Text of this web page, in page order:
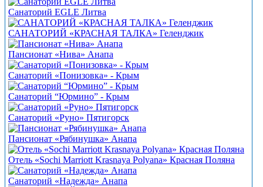
Санаторий EGLE Литва
САНАТОРИЙ «КРАСНАЯ ТАЛКА» Геленджик
Пансионат «Нива» Анапа
Санаторий «Понизовка» - Крым
Санаторий “Юрмино” - Крым
Санаторий «Руно» Пятигорск
Пансионат «Рябинушка» Анапа
Отель «Sochi Marriott Krasnaya Polyana» Красная Поляна
Санаторий «Надежда» Анапа